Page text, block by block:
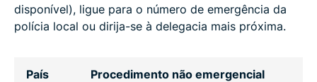
disponível), ligue para o número de emergência da
polícia local ou dirija-se à delegacia mais próxima.
País
Procedimento não emergencial